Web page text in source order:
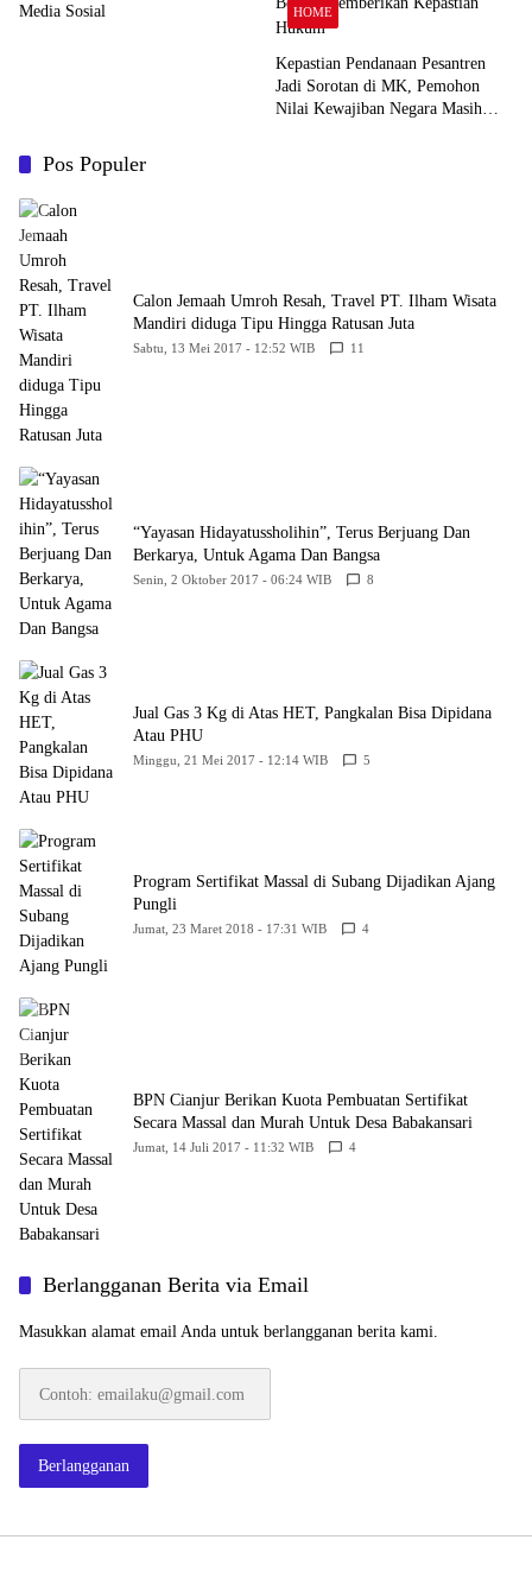
Media Sosial
HOME
Kepastian Pendanaan Pesantren
Jadi Sorotan di MK, Pemohon
Nilai Kewajiban Negara Masih
Pos Populer
Calon Jemaah Umroh Resah, Travel PT. Ilham Wisata
Mandiri diduga Tipu Hingga Ratusan Juta
Sabtu, 13 Mei 2017 - 12:52 WIB 11
“Yayasan Hidayatussholihin”, Terus Berjuang Dan
Berkarya, Untuk Agama Dan Bangsa
Senin, 2 Oktober 2017 - 06:24 WIB 8
Jual Gas 3 Kg di Atas HET, Pangkalan Bisa Dipidana
Atau PHU
Minggu, 21 Mei 2017 - 12:14 WIB 5
Program Sertifikat Massal di Subang Dijadikan Ajang
Pungli
Jumat, 23 Maret 2018 - 17:31 WIB 4
BPN Cianjur Berikan Kuota Pembuatan Sertifikat
Secara Massal dan Murah Untuk Desa Babakansari
Jumat, 14 Juli 2017 - 11:32 WIB 4
Berlangganan Berita via Email
Masukkan alamat email Anda untuk berlangganan berita kami.
emailaku@gmail.com
Berlangganan